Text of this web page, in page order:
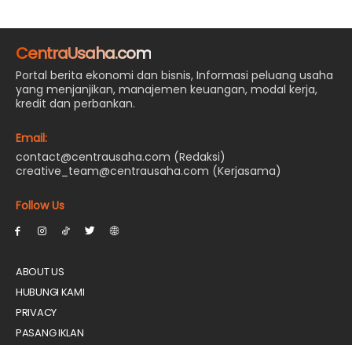
CentraUsaha.com
Portal berita ekonomi dan bisnis, Informasi peluang usaha
yang menjanjikan, manajemen keuangan, modal kerja,
kredit dan perbankan.
Email:
contact@centrausaha.com (Redaksi)
creative_team@centrausaha.com (Kerjasama)
Follow Us
ABOUT US
HUBUNGI KAMI
PRIVACY
PASANG IKLAN